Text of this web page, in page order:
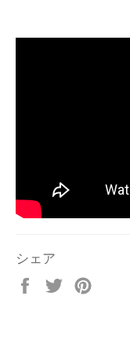
シェア
Facebook
Twitter